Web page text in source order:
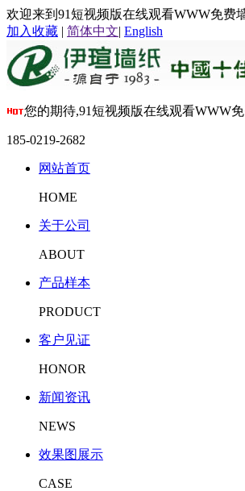
欢迎来到91短视频版在线观看WWW免费
加入收藏 | 简体中文| English
您的期待,91短视频版在线观看WWW
185-0219-2682
网站首页
HOME
关于公司
ABOUT
产品样本
PRODUCT
客户见证
HONOR
新闻资讯
NEWS
效果图展示
CASE